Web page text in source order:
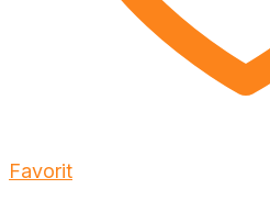
Favorit